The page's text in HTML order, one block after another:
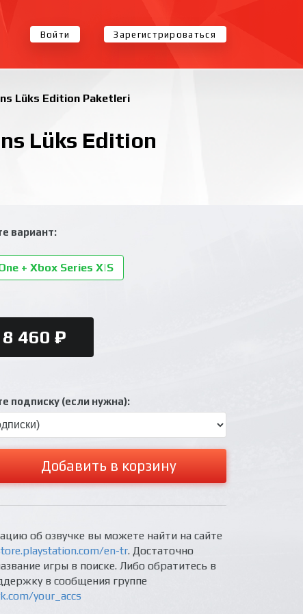
Войти Зарегистрироваться
Lüks Edition Paketleri
Lüks Edition
вариант:
+ Xbox Series X|S
8 460 ₽
подписку (если нужна):
Добавить в корзину
об озвучке вы можете найти на сайте
en-tr. Достаточно
игры в поиске. Либо обратитесь в
в сообщения группе
your_accs